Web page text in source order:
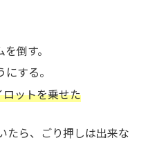
倒す。
する。
ットを乗せた
たら、ごり押しは出来な